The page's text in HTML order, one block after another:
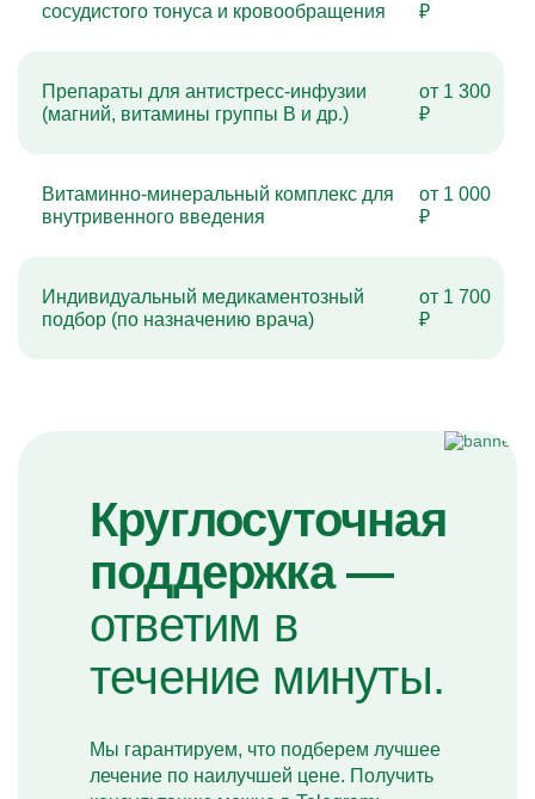
сосудистого тонуса и кровообращения
₽
Препараты для антистресс-инфузии
(магний, витамины группы B и др.)
от 1 300
₽
Витаминно-минеральный комплекс для
внутривенного введения
от 1 000
₽
Индивидуальный медикаментозный
подбор (по назначению врача)
от 1 700
₽
Круглосуточная
поддержка —
ответим в
течение минуты.
Мы гарантируем, что подберем лучшее
лечение по наилучшей цене. Получить